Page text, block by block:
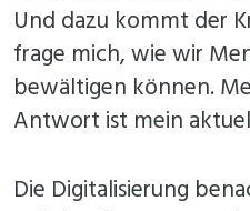
Und dazu kommt der
frage mich, wie wir
bewältigen können.
Antwort ist mein
Die Digitalisierung